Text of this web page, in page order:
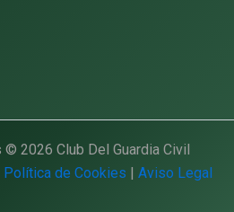
2026 Club Del Guardia Civil
Política de Cookies | Aviso Legal